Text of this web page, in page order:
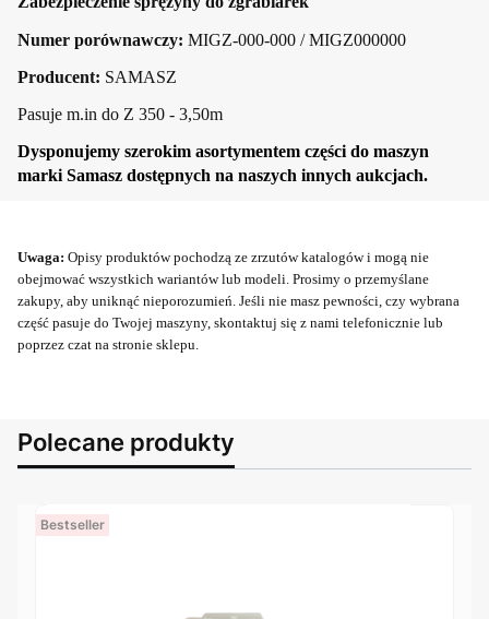
Numer porównawczy: MIGZ-000-000 / MIGZ000000
Producent: SAMASZ
Pasuje m.in do Z 350 - 3,50m
Dysponujemy szerokim asortymentem części do maszyn
marki Samasz dostępnych na naszych innych aukcjach.
Uwaga: Opisy produktów pochodzą ze zrzutów katalogów i mogą nie
obejmować wszystkich wariantów lub modeli. Prosimy o przemyślane
zakupy, aby uniknąć nieporozumień. Jeśli nie masz pewności, czy wybrana
część pasuje do Twojej maszyny, skontaktuj się z nami telefonicznie lub
poprzez czat na stronie sklepu.
Polecane produkty
Bestseller